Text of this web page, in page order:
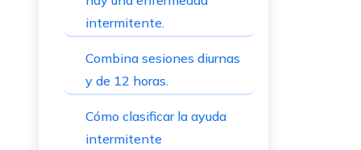
intermitente.
Combina sesiones diurnas
y de 12 horas.
Cómo clasificar la ayuda
intermitente